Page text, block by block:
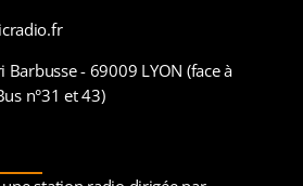
Barbusse - 69009 LYON (face à
n°31 et 43)